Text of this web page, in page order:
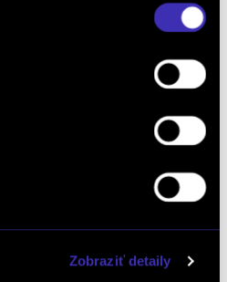
Zobraziť detaily